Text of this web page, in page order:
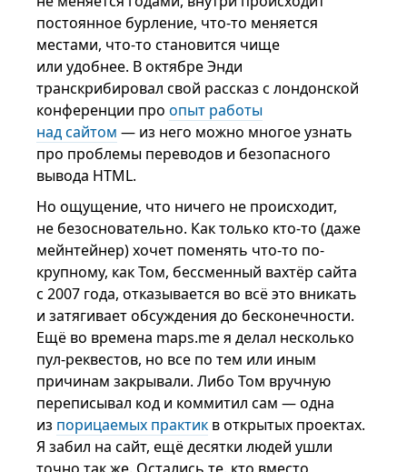
постоянное бурление, что-то меняется
местами, что-то становится чище
или удобнее. В октябре Энди
транскрибировал свой рассказ с лондонской
конференции проопыт работы
над сайтом — из него можно многое узнать
про проблемы переводов и безопасного
вывода HTML.
Но ощущение, что ничего не происходит,
не безосновательно. Как только кто-то (даже
мейнтейнер) хочет поменять что-то по-
крупному, как Том, бессменный вахтёр сайта
с 2007 года, отказывается во всё это вникать
и затягивает обсуждения до бесконечности.
Ещё во времена maps.me я делал несколько
пул-реквестов, но все по тем или иным
причинам закрывали. Либо Том вручную
переписывал код и коммитил сам — одна
из порицаемых практик в открытых проектах.
Я забил на сайт, ещё десятки людей ушли
точно так же. Остались те, кто вместо